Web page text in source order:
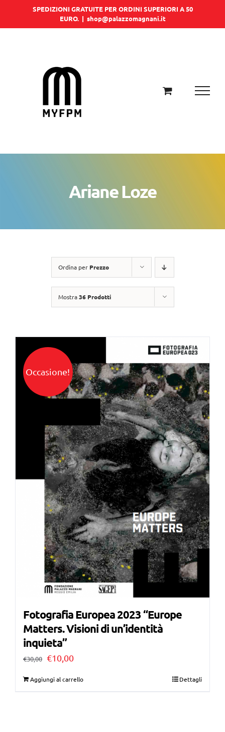
SPEDIZIONI GRATUITE PER ORDINI SUPERIORI A 50
EURO. | shop@palazzomagnani.it
Ariane Loze
Ordina per Prezzo
Mostra36 Prodotti
Occasione!
Fotografia Europea 2023 “Europe
Matters. Visioni di un’identità
inquieta”
€30,00 Il
€10,00Il
Aggiungi al carrello Dettagli